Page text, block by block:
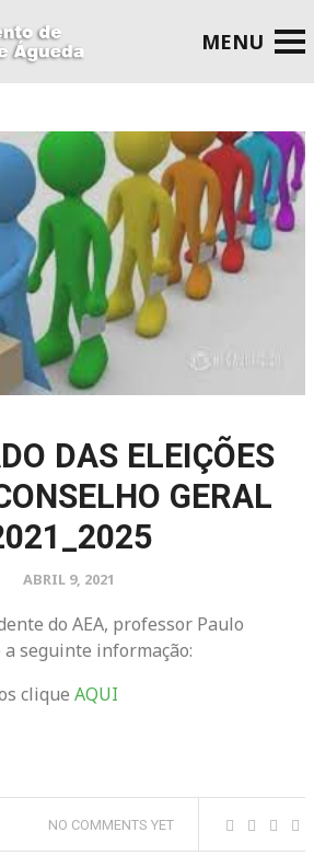
DAS ELEIÇÕES
GERAL
ABRIL 9, 2021
do AEA, professor Paulo
seguinte informação:
clique AQUI
NO COMMENTS YET